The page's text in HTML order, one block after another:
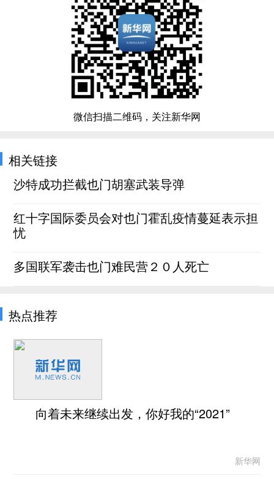
微信扫描二维码，关注新华网
相关链接
沙特成功拦截也门胡塞武装导弹
红十字国际委员会对也门霍乱疫情蔓延表示担
忧
多国联军袭击也门难民营２０人死亡
热点推荐
向着未来继续出发，你好我的“2021”
新华网